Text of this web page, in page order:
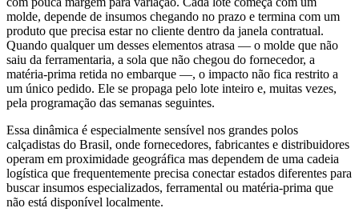
molde, depende de insumos chegando no prazo e termina com um
produto que precisa estar no cliente dentro da janela contratual.
Quando qualquer um desses elementos atrasa — o molde que não
saiu da ferramentaria, a sola que não chegou do fornecedor, a
matéria-prima retida no embarque —, o impacto não fica restrito a
um único pedido. Ele se propaga pelo lote inteiro e, muitas vezes,
pela programação das semanas seguintes.
Essa dinâmica é especialmente sensível nos grandes polos
calçadistas do Brasil, onde fornecedores, fabricantes e distribuidores
operam em proximidade geográfica mas dependem de uma cadeia
logística que frequentemente precisa conectar estados diferentes para
buscar insumos especializados, ferramental ou matéria-prima que
não está disponível localmente.